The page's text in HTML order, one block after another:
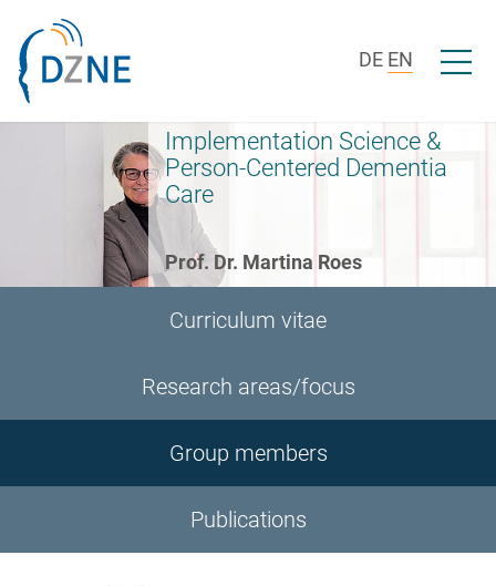
DE EN Open/
Implementation Science &
Person-Centered Dementia
Care
Prof. Dr. Martina Roes
Curriculum vitae
Research areas/focus
Group members
Publications